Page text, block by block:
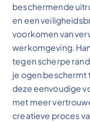
beschermende
en een
voorkomen van
werkomgeving.
tegen scherpe
je ogen beschermt
deze eenvoudige
met meer
creatieve proces